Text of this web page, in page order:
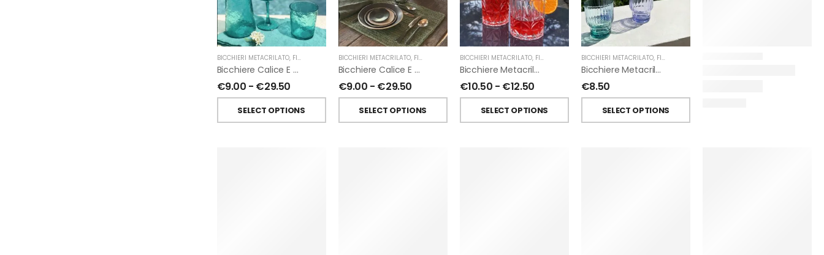
BICCHIERI METACRILATO, FIORIRA' UN GIARDINO
Bicchiere Calice E Bottiglia Metacrilati Effetto Martellato Turchese Di Fiorirà Un Giardino
€9.00 - €29.50
SELECT OPTIONS
BICCHIERI METACRILATO, FIORIRA' UN GIARDINO
Bicchiere Calice E Bottiglia Metacrilati Effetto Martellato Verde Di Fiorirà Un Giardino
€9.00 - €29.50
SELECT OPTIONS
BICCHIERI METACRILATO, FIORIRA' UN GIARDINO
Bicchiere Metacrilato Diamante Di Fiorirà Un Giardino
€10.50 - €12.50
SELECT OPTIONS
BICCHIERI METACRILATO, FIORIRA' UN GIARDINO
Bicchiere Metacrilato Righe Impilabile Di Fiorirà Un Giardino
€8.50
SELECT OPTIONS